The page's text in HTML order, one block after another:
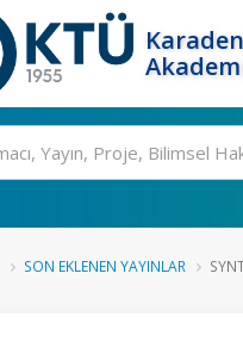
SON EKLENEN YAYINLAR